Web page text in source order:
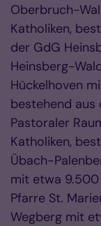
Oberbruch-
Katholiken,
der GdG
Heinsberg-
Hückelhoven
bestehend aus
Pastoraler
Katholiken,
Übach-
mit etwa 9.500
Pfarre St.
Wegberg mit